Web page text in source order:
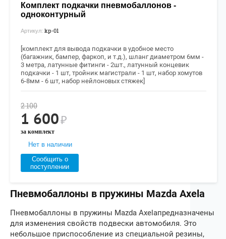
Комплект подкачки пневмобаллонов -
одноконтурный
Артикул: kp-01
[комплект для вывода подкачки в удобное место
(багажник, бампер, фаркоп, и т.д.), шланг диаметром 6мм -
3 метра, латунные фитинги - 2шт., латунный концевик
подкачки - 1 шт, тройник магистрали - 1 шт, набор хомутов
6-8мм - 6 шт, набор нейлоновых стяжек]
2 100
1 600₽
за комплект
Нет в наличии
Сообщить о
поступлении
Пневмобаллоны в пружины Mazda Axela
Пневмобаллоны в пружины Mazda Axelaпредназначены
для изменения свойств подвески автомобиля. Это
небольшое приспособление из специальной резины,